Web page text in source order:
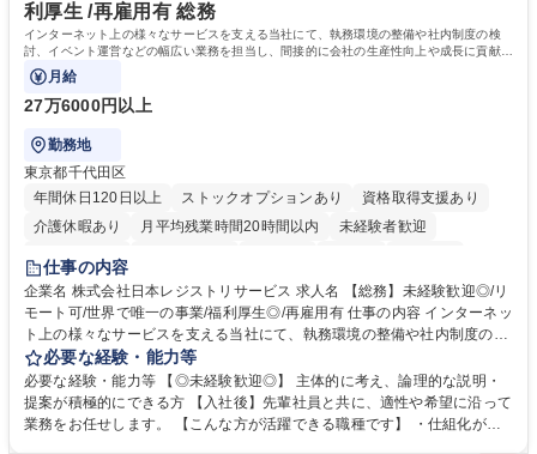
歴・資格 学歴：大学院 大学 高専 短大 語学力： 資格：
利厚生 /再雇用有 総務
インターネット上の様々なサービスを支える当社にて、執務環境の整備や社内制度の検
討、イベント運営などの幅広い業務を担当し、間接的に会社の生産性向上や成長に貢献し
ている部署です。
月給
27万6000円以上
勤務地
東京都千代田区
年間休日120日以上
ストックオプションあり
資格取得支援あり
介護休暇あり
月平均残業時間20時間以内
未経験者歓迎
住宅手当あり
完全週休2日制
交通費支給 駅近5分以内 土日祝休み 服装自由
仕事の内容
企業名 株式会社日本レジストリサービス 求人名 【総務】未経験歓迎◎/リ
モート可/世界で唯一の事業/福利厚生◎/再雇用有 仕事の内容 インターネッ
ト上の様々なサービスを支える当社にて、執務環境の整備や社内制度の検
討、イベント運営などの幅広い業務を担当し、間接的に会社の生産性向上
や成長に貢献している部署です。 会社の全メンバーが安心して長く成果を
発揮できる環境を整えるために、毎日のメンテナンスや維持管理に加え、
新たな施策検討を積極的に行っていただき、会社全体を巻き込み課題解決
必要な経験・能力等
必要な経験・能力等 【◎未経験歓迎◎】 主体的に考え、論理的な説明・
提案が積極的にできる方 【入社後】先輩社員と共に、適性や希望に沿って
業務をお任せします。 【こんな方が活躍できる職種です】 ・仕組化が好